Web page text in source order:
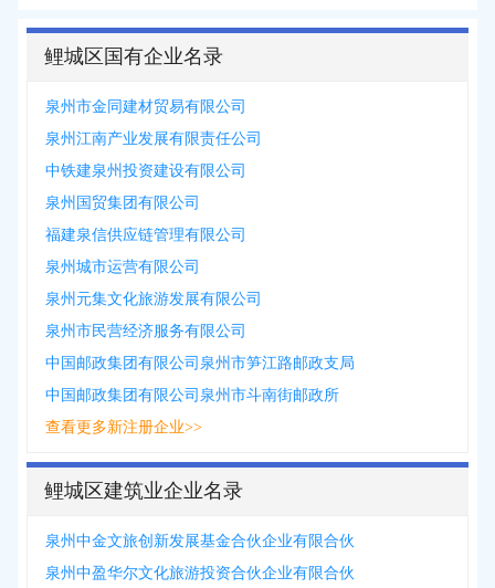
鲤城区国有企业名录
泉州市金同建材贸易有限公司
泉州江南产业发展有限责任公司
中铁建泉州投资建设有限公司
泉州国贸集团有限公司
福建泉信供应链管理有限公司
泉州城市运营有限公司
泉州元集文化旅游发展有限公司
泉州市民营经济服务有限公司
中国邮政集团有限公司泉州市笋江路邮政支局
中国邮政集团有限公司泉州市斗南街邮政所
查看更多新注册企业>>
鲤城区建筑业企业名录
泉州中金文旅创新发展基金合伙企业有限合伙
泉州中盈华尔文化旅游投资合伙企业有限合伙